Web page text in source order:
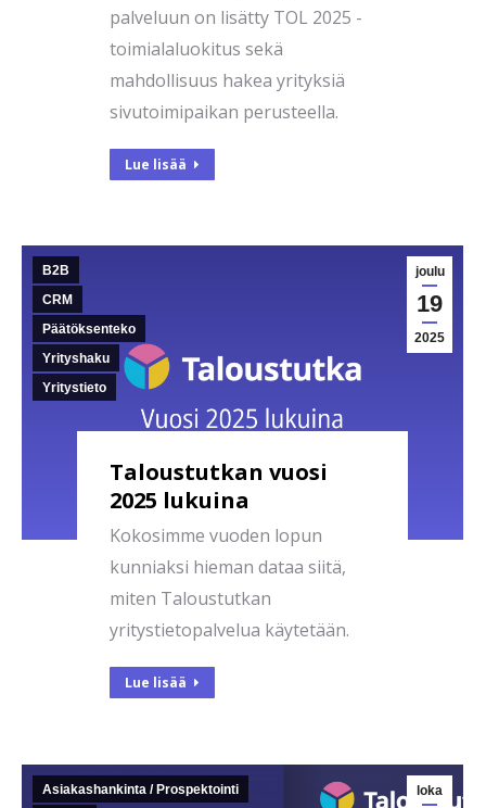
palveluun on lisätty TOL 2025 -
toimialaluokitus sekä
mahdollisuus hakea yrityksiä
sivutoimipaikan perusteella.
Lue lisää
joulu
19
2025
B2B
CRM
Päätöksenteko
Yrityshaku
Yritystieto
Taloustutkan vuosi
2025 lukuina
Kokosimme vuoden lopun
kunniaksi hieman dataa siitä,
miten Taloustutkan
yritystietopalvelua käytetään.
Lue lisää
loka
Asiakashankinta / Prospektointi